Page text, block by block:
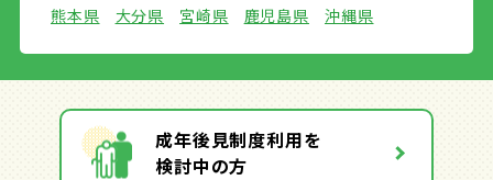
熊本県
大分県 宮崎県 鹿児島県 沖縄県
成年後見制度利用を
検討中の方